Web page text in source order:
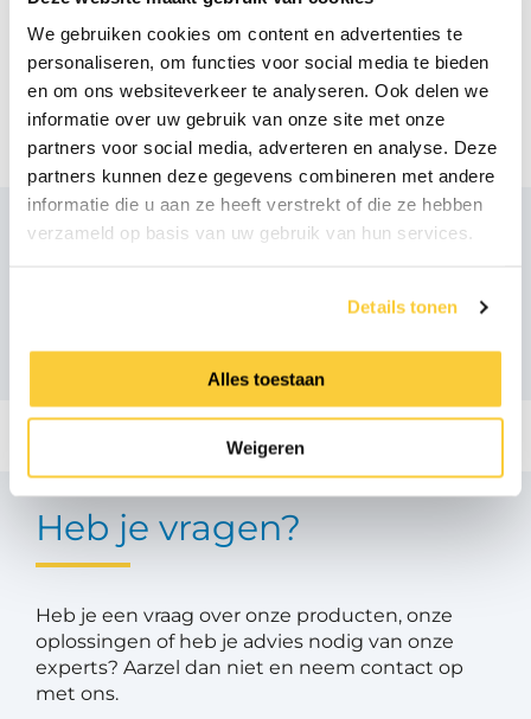
We gebruiken cookies om content en advertenties te
personaliseren, om functies voor social media te bieden
en om ons websiteverkeer te analyseren. Ook delen we
informatie over uw gebruik van onze site met onze
partners voor social media, adverteren en analyse. Deze
partners kunnen deze gegevens combineren met andere
informatie die u aan ze heeft verstrekt of die ze hebben
verzameld op basis van uw gebruik van hun services.
Details tonen
Alles toestaan
Weigeren
pdf
pdf
Heb je vragen?
Heb je een vraag over onze producten, onze
oplossingen of heb je advies nodig van onze
experts? Aarzel dan niet en neem contact op
met ons.